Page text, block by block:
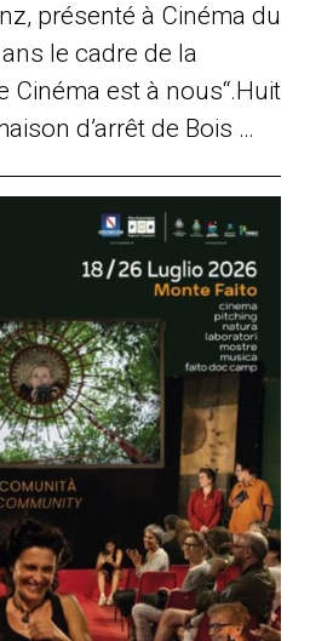
présenté à Cinéma du
le cadre de la
Cinéma est à nous“.Huit
d’arrêt de Bois …